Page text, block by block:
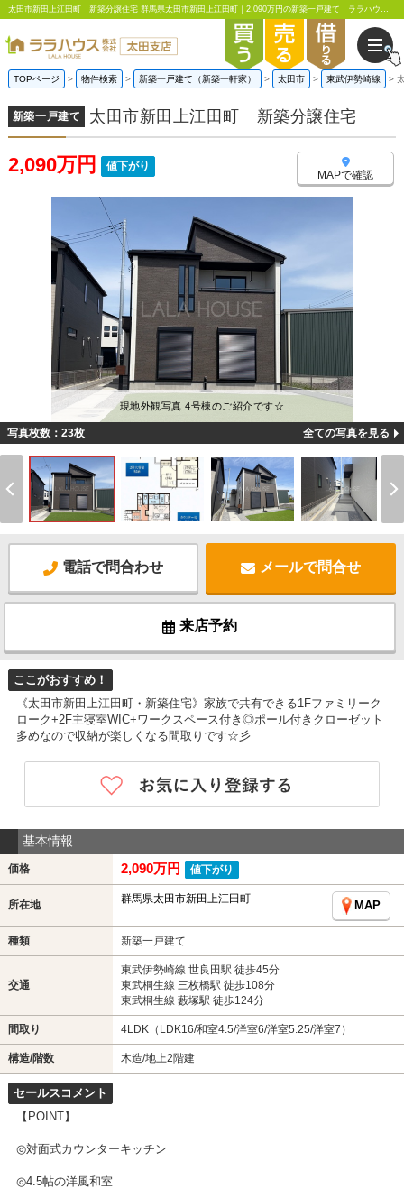
太田市新田上江田町 新築分譲住宅 群馬県太田市新田上江田町｜2,090万円の新築一戸建て｜ララハウス太田支店
TOPページ 物件検索 新築一戸建て（新築一軒家） 太田市 東武伊勢崎線
新築一戸建て 太田市新田上江田町 新築分譲住宅
2,090万円 値下がり
MAPで確認
現地外観写真 4号棟のご紹介です☆
写真枚数：23枚 全ての写真を見る
電話で問合わせ メールで問合せ
来店予約
ここがおすすめ！
《太田市新田上江田町・新築住宅》家族で共有できる1Fファミリーク
ローク+2F主寝室WIC+ワークスペース付き◎ポール付きクローゼット
多めなので収納が楽しくなる間取りです☆彡
基本情報
価格 2,090万円 値下がり
所在地 群馬県太田市新田上江田町
MAP
種類 新築一戸建て
交通
東武伊勢崎線 世良田駅 徒歩45分
東武桐生線 三枚橋駅 徒歩108分
東武桐生線 藪塚駅 徒歩124分
間取り 4LDK（LDK16/和室4.5/洋室6/洋室5.25/洋室7）
構造/階数 木造/地上2階建
セールスコメント
【POINT】
◎対面式カウンターキッチン
◎4.5帖の洋風和室